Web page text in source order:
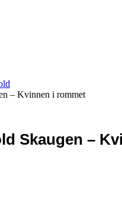
– Kvinnen i rommet
Skaugen –